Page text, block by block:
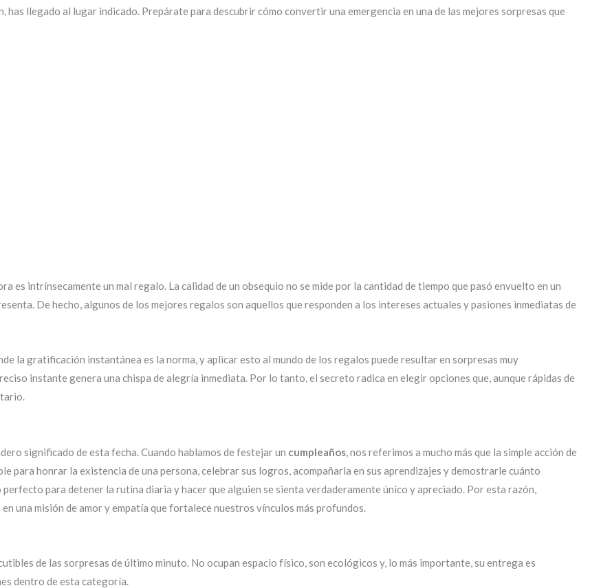
llegado al lugar indicado. Prepárate para descubrir cómo convertir una emergencia en una de las mejores sorpresas que
es intrínsecamente un mal regalo. La calidad de un obsequio no se mide por la cantidad de tiempo que pasó envuelto en un
De hecho, algunos de los mejores regalos son aquellos que responden a los intereses actuales y pasiones inmediatas de
la gratificación instantánea es la norma, y aplicar esto al mundo de los regalos puede resultar en sorpresas muy
instante genera una chispa de alegría inmediata. Por lo tanto, el secreto radica en elegir opciones que, aunque rápidas de
significado de esta fecha. Cuando hablamos de festejar un cumpleaños, nos referimos a mucho más que la simple acción de
para honrar la existencia de una persona, celebrar sus logros, acompañarla en sus aprendizajes y demostrarle cuánto
para detener la rutina diaria y hacer que alguien se sienta verdaderamente único y apreciado. Por esta razón,
una misión de amor y empatía que fortalece nuestros vínculos más profundos.
de las sorpresas de último minuto. No ocupan espacio físico, son ecológicos y, lo más importante, su entrega es
dentro de esta categoría.